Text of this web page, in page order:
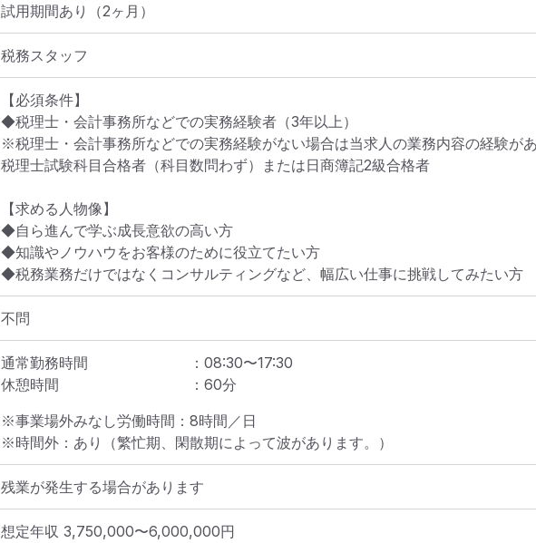
試用期間あり（2ヶ月）
税務スタッフ
【必須条件】
◆税理士・会計事務所などでの実務経験者（3年以上）
※税理士・会計事務所などでの実務経験がない場合は当求人の業務内容の経験が
税理士試験科目合格者（科目数問わず）または日商簿記2級合格者
【求める人物像】
◆自ら進んで学ぶ成長意欲の高い方
◆知識やノウハウをお客様のために役立てたい方
◆税務業務だけではなくコンサルティングなど、幅広い仕事に挑戦してみたい方
不問
通常勤務時間 ： 08:30〜17:30
休憩時間
： 60分
※事業場外みなし労働時間：8時間／日
※時間外：あり（繁忙期、閑散期によって波があります。）
残業が発生する場合があります
想定年収 3,750,000〜6,000,000円